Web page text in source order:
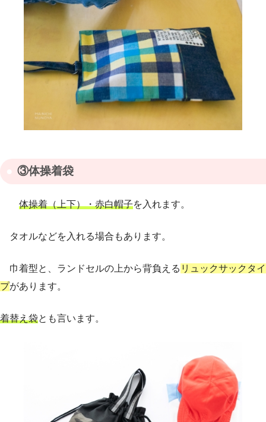
③体操着袋
体操着（上下）・赤白帽子を入れます。
タオルなどを入れる場合もあります。
巾着型と、ランドセルの上から背負える リュックサックタイ
プがあります。
着替え袋とも言います。